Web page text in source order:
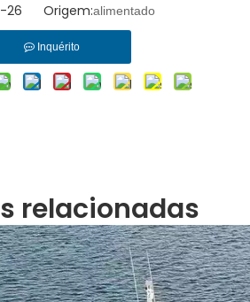
26 Origem:alimentado
Inquérito
relacionadas